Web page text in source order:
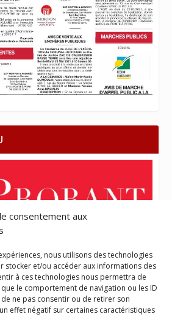
consentement aux
nous utilisons des technologies
stocker et/ou accéder aux informations des
à ces technologies nous permettra de
le comportement de navigation ou les ID
ne pas consentir ou de retirer son
effet négatif sur certaines caractéristiques